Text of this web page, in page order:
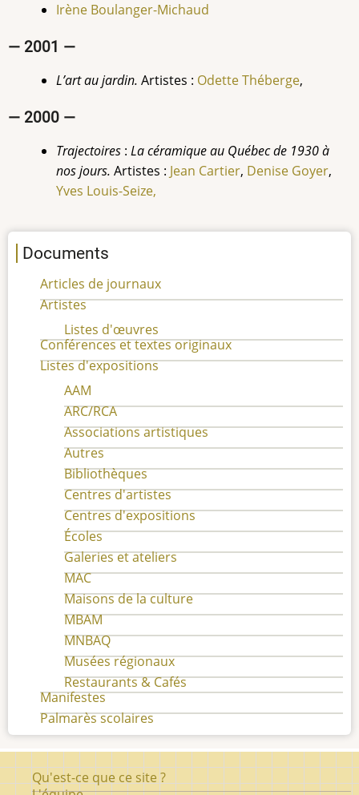
Irène Boulanger-Michaud
— 2001 —
L’art au jardin. Artistes : Odette Théberge,
— 2000 —
Trajectoires : La céramique au Québec de 1930 à
nos jours. Artistes : Jean Cartier, Denise Goyer,
Yves Louis-Seize,
Documents
Articles de journaux
Artistes
Listes d'œuvres
Conférences et textes originaux
Listes d'expositions
AAM
ARC/RCA
Associations artistiques
Autres
Bibliothèques
Centres d'artistes
Centres d'expositions
Écoles
Galeries et ateliers
MAC
Maisons de la culture
MBAM
MNBAQ
Musées régionaux
Restaurants & Cafés
Manifestes
Palmarès scolaires
PiedQu'est-ce que ce site ?